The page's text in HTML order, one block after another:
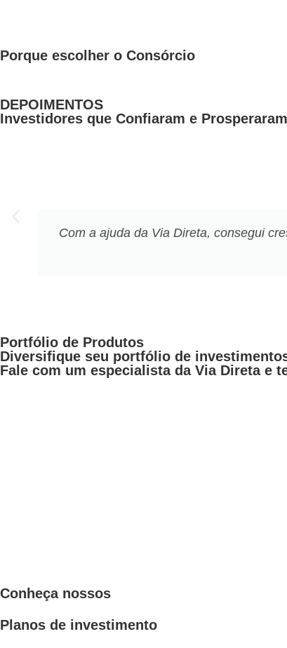
Porque escolher o Consórcio
DEPOIMENTOS
Investidores que Confiaram e
Com a ajuda da Via Direta, consegui
Portfólio de Produtos
Diversifique seu portfólio de
Fale com um especialista da Via Direta e
Conheça nossos
Planos de investimento